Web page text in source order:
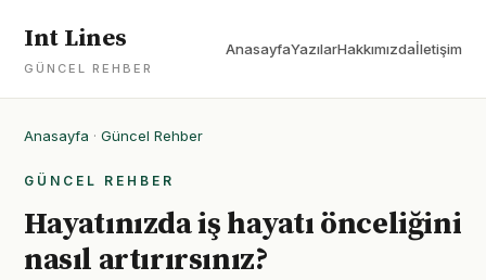
Int Lines
GÜNCEL REHBER
AnasayfaYazılarHakkımızdaİletişim
Anasayfa · Güncel Rehber
GÜNCEL REHBER
Hayatınızda iş hayatı önceliğini
nasıl artırırsınız?